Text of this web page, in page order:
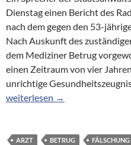
Dienstag einen Bericht des
nach dem gegen den 53-
Nach Auskunft des
dem Mediziner Betrug
einen Zeitraum von vier
unrichtige
Allgäuer Arzt wegen falscher
weiterlesen →
ARZT BETRUG FÄLSCHUNG